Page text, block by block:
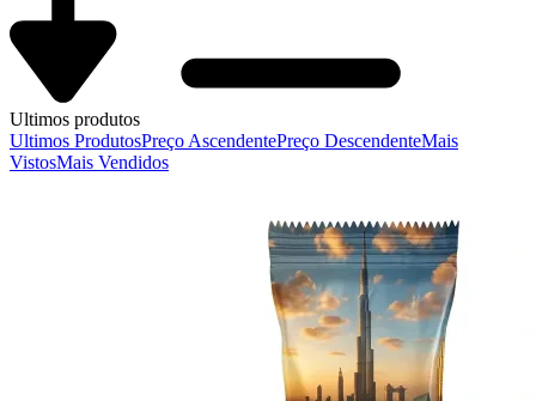
Ultimos produtos
Ultimos ProdutosPreço AscendentePreço DescendenteMais
VistosMais Vendidos